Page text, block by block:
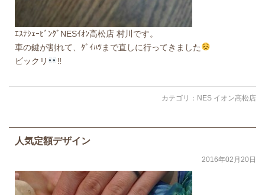
ｴｽﾃｼｪｰﾋﾞﾝｸﾞNESｲｵﾝ高松店 村川です。
車の鍵が割れて、ﾀﾞｲﾊﾂまで直しに行ってきました
ビックリ
‼
カテゴリ： NES イオン高松店
人気定額デザイン
2016年02月20日